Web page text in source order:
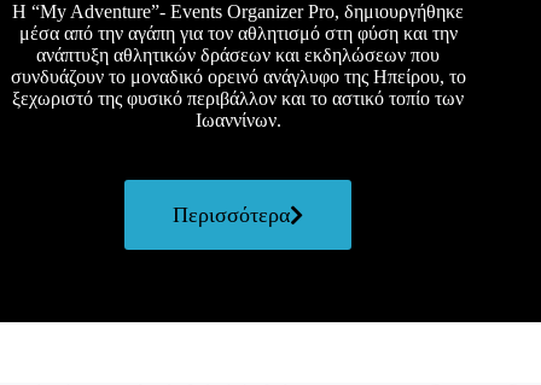
H “My Adventure”- Events Organizer Pro, δημιουργήθηκε
μέσα από την αγάπη για τον αθλητισμό στη φύση και την
ανάπτυξη αθλητικών δράσεων και εκδηλώσεων που
συνδυάζουν το μοναδικό ορεινό ανάγλυφο της Ηπείρου, το
ξεχωριστό της φυσικό περιβάλλον και το αστικό τοπίο των
Ιωαννίνων.
Περισσότερα